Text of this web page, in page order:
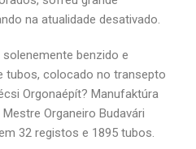
na atualidade desativado.
benzido e
tubos, colocado no transepto
Orgonaépít? Manufaktúra
Organeiro Budavári
32 registos e 1895 tubos.